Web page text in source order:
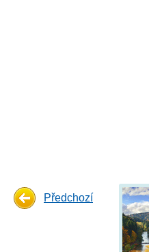
Předchozí